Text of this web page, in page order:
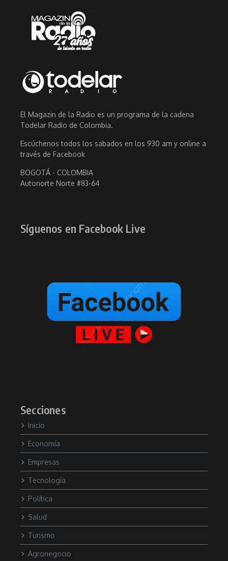
El Magazin de la Radio es un programa de la cadena
Todelar Radio de Colombia.
Escúchenos todos los sabados en los 930 am y online a
través de Facebook
BOGOTÁ - COLOMBIA
Autonorte Norte #83-64
Síguenos en Facebook Live
Secciones
Inicio
Economía
Empresas
Tecnología
Política
Salud
Turismo
Agronegocio